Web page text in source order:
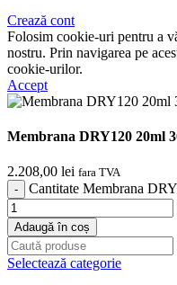
Crează cont
Folosim cookie-uri pentru a
nostru. Prin navigarea pe
cookie-urilor.
Accept
Membrana DRY120 20ml
2.208,00 lei fara TVA
Cantitate Membrana
Adaugă în coș
Selectează categorie